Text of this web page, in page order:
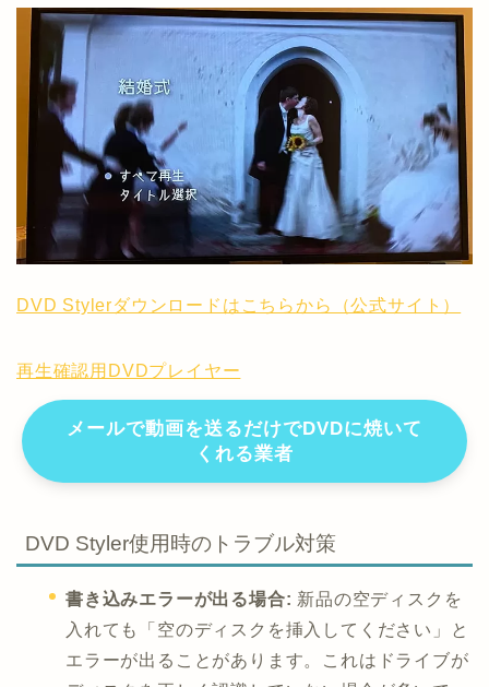
DVD Stylerダウンロードはこちらから（公式サイト）
再生確認用DVDプレイヤー
メールで動画を送るだけでDVDに焼いて
くれる業者
DVD Styler使用時のトラブル対策
書き込みエラーが出る場合: 新品の空ディスクを
入れても「空のディスクを挿入してください」と
エラーが出ることがあります。これはドライブが